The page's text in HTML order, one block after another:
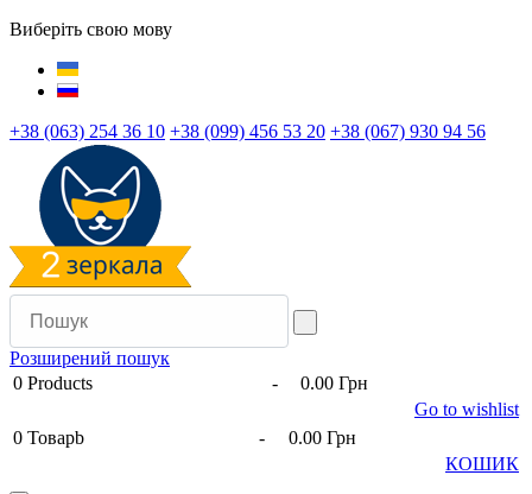
Виберіть свою мову
+38 (063) 254 36 10 +38 (099) 456 53 20 +38 (067) 930 94 56
Розширений пошук
0 Products -
0.00 Грн
Go to wishlist
0 Товарb -
0.00 Грн
КОШИК